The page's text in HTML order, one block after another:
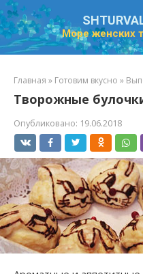
Перейти
к
контенту
Море женских
Главная » Готовим вкусно »
Творожные
Опубликовано: 19.06.2018